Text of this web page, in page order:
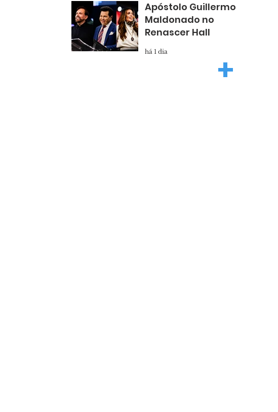
Apóstolo Guillermo
Maldonado no
Renascer Hall
há 1 dia +